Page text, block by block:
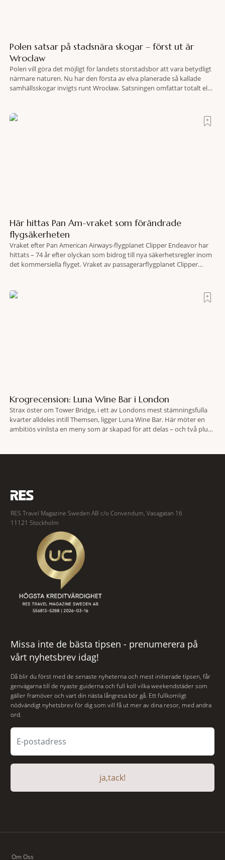
Polen satsar på stadsnära skogar – först ut är
Wrocław
Polen vill göra det möjligt för landets storstadsbor att vara betydligt
närmare naturen. Nu har den första av elva planerade så kallade
samhällsskogar invigts runt Wrocław. Satsningen omfattar totalt elva
fler människor ska kunna promenera, motionera
Här hittas Pan Am-vraket som förändrade
flygsäkerheten
Vraket efter Pan American Airways-flygplanet Clipper Endeavor har
hittats – 74 år efter olyckan som bidrog till nya säkerhetsregler inom
det kommersiella flyget. Vraket av passagerarflygplanet Clipper
lokaliserades den 2 juni i år med hjälp
Krogrecension: Luna Wine Bar i London
Strax öster om Tower Bridge, i ett av Londons mest stämningsfulla
kvarter alldeles intill Themsen, ligger Luna Wine Bar. Här möter en
ambitiös vinlista en meny som är skapad för att delas – och två plus
RES Travel Magazine Sweden AB c/o Convendum, Vasagatan 16
11121 Stockholm
Missa inte de bästa tipsen - prenumerera på
vårt nyhetsbrev idag!
Då blir du först med de senaste nyheterna och mest initierade tipsen, får
genvägarna till de nyaste guiderna och full koll vilka weekendstäder som
gäller framöver och vart din nästa långresa bör gå. Ett fullkomligt
nödvändigt nyhetsbrev för dig som vill få ut mer av dina resor, med andra
ord.
ja,tack!
Om Oss